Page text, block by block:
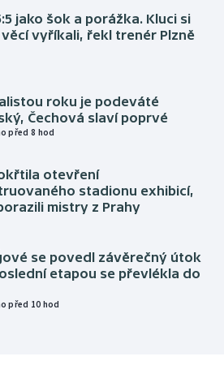
jako šok a porážka. Kluci si
vyříkali, řekl trenér Plzně
roku je podeváté
Čechová slaví poprvé
před 8 hod
otevření
stadionu exhibicí,
mistry z Prahy
se povedl závěrečný útok
etapou se převlékla do
před 10 hod